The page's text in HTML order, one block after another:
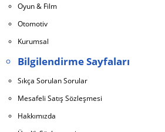
Oyun & Film
Otomotiv
Kurumsal
Bilgilendirme Sayfaları
Sıkça Sorulan Sorular
Mesafeli Satış Sözleşmesi
Hakkımızda